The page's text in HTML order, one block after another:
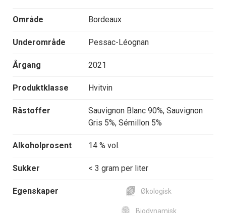
Område Bordeaux
Underområde Pessac-Léognan
Årgang 2021
Produktklasse Hvitvin
Råstoffer
Sauvignon Blanc 90%, Sauvignon
Gris 5%, Sémillon 5%
Alkoholprosent 14 % vol.
Sukker < 3 gram per liter
Egenskaper Økologisk
Biodynamisk